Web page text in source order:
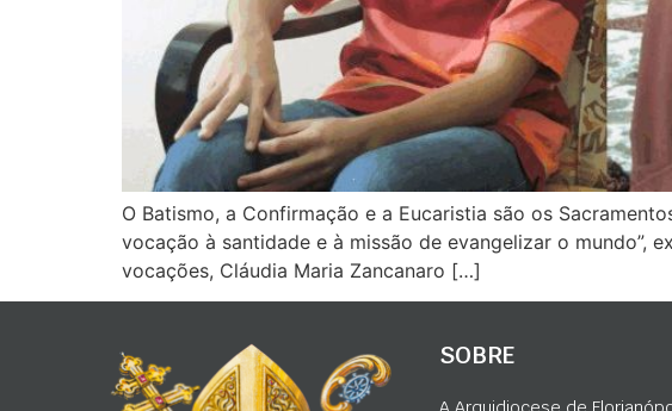
O Batismo, a Confirmação e a Eucaristia são os
vocação à santidade e à missão de evangelizar o mundo”,
vocações, Cláudia Maria Zancanaro […]
SOBRE